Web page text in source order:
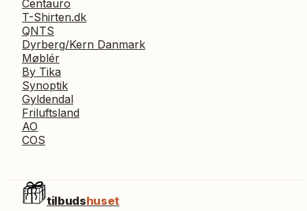
Centauro
T-Shirten.dk
QNTS
Dyrberg/Kern Danmark
Møblér
By Tika
Synoptik
Gyldendal
Friluftsland
AO
COS
tilbudshuset